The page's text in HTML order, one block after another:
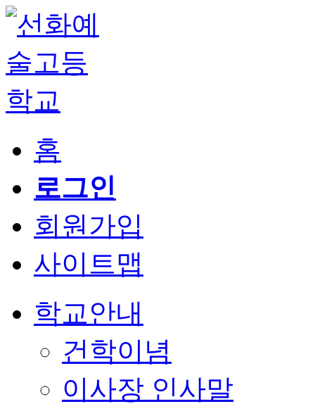
홈
로그인
회원가입
사이트맵
학교안내
건학이념
이사장 인사말